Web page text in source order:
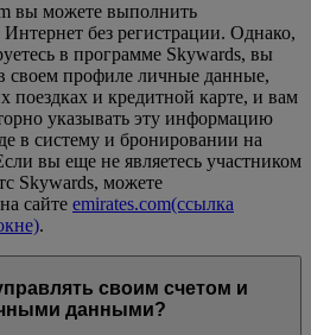
вы можете выполнить
без регистрации. Однако,
в программе Skywards, вы
своем профиле личные данные,
и кредитной карте, и вам
указывать эту информацию
в систему и бронировании на
вы еще не являетесь участником
Skywards, можете
сайте emirates.com(ссылка
.
своим счетом и
данными?